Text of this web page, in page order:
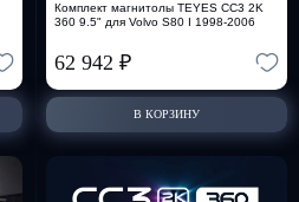
Комплект магнитолы TEYES CC3 2K
360 9.5" для Volvo S80 I 1998-2006
62 942 ₽
В КОРЗИНУ